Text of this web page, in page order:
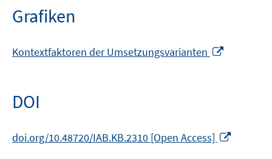
Grafiken
Kontextfaktoren der Umsetzungsvarianten
DOI
doi.org/10.48720/IAB.KB.2310 [Open Access]